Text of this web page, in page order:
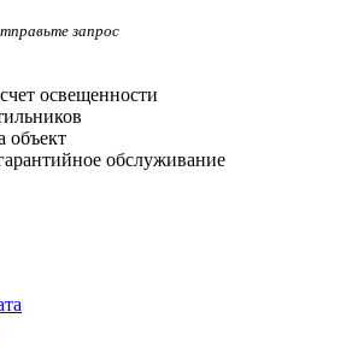
запрос
освещенности
объект
обслуживание